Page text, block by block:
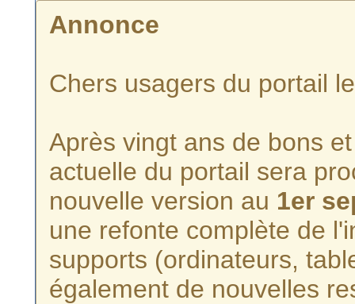
Annonce
Chers usagers du portail
Après vingt ans de bons
actuelle du portail sera
nouvelle version au 1er
une refonte complète de
supports (ordinateurs,
également de nouvelles